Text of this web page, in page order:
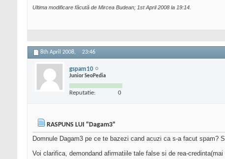
Ultima modificare făcută de Mircea Budean; 1st April 2008 la 19:14
8th April 2008, 23:46
gspam10
Junior SeoPedia
Reputatie: 0
RASPUNS LUI "Dagam3"
Domnule Dagam3 pe ce te bazezi cand acuzi ca s-a facut spam?
Voi clarifica, demondand afirmatiile tale false si de rea-